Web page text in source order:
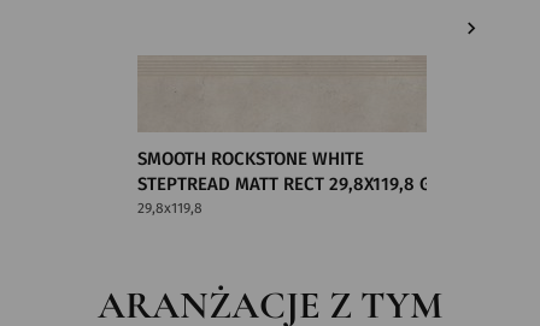
SMOOTH ROCKSTONE WHITE
STEPTREAD MATT RECT 29,8X119,8 G1
29,8x119,8
ARANŻACJE Z TYM